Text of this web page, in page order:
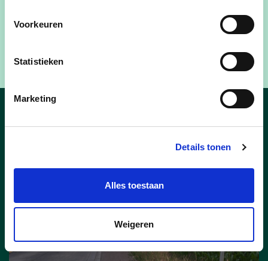
Voorkeuren
Statistieken
Marketing
Details tonen
Alles toestaan
Weigeren
Facebook
Nieuws